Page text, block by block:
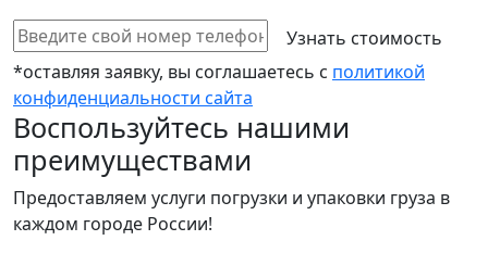
*оставляя заявку, вы соглашаетесь с политикой
конфиденциальности сайта
Воспользуйтесь нашими
преимуществами
Предоставляем услуги погрузки и упаковки груза в
каждом городе России!